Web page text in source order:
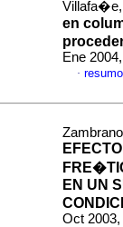
en
Ene
·
EN UN
Oct